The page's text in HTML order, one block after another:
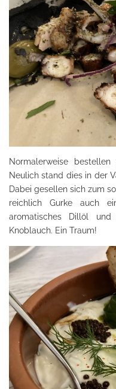
Normalerweise
Neulich stand dies in der
Dabei gesellen sich zum
reichlich Gurke auch
aromatisches Dillöl und
Knoblauch. Ein Traum!